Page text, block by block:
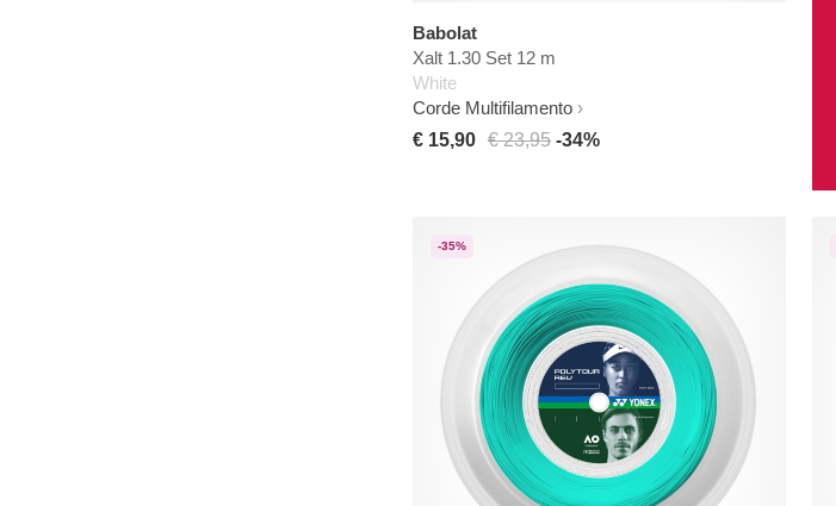
Babolat
Xalt 1.30 Set 12 m
White
Corde Multifilamento
€ 15,90 € 23,95 -34%
-35%